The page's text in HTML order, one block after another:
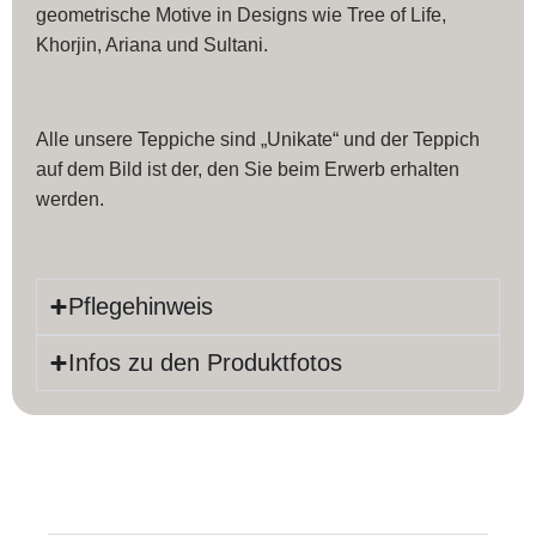
geometrische Motive in Designs wie Tree of Life,
Khorjin, Ariana und Sultani.
Alle unsere Teppiche sind „Unikate“ und der Teppich
auf dem Bild ist der, den Sie beim Erwerb erhalten
werden.
Pflegehinweis
Infos zu den Produktfotos